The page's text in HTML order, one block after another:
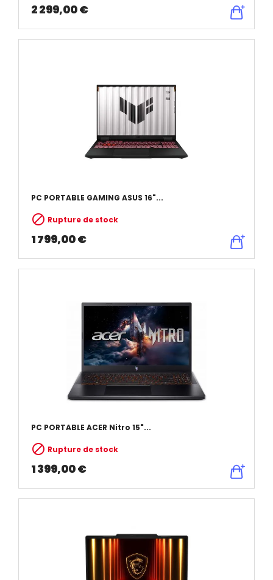
2 299,00 €
PC PORTABLE GAMING ASUS 16"...
 Rupture de stock
1 799,00 €
PC PORTABLE ACER Nitro 15"...
 Rupture de stock
1 399,00 €